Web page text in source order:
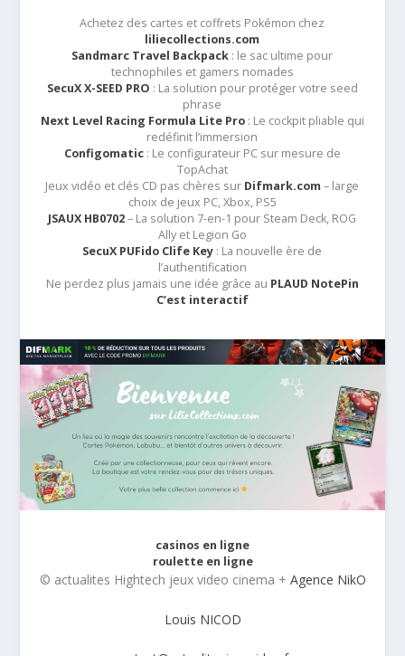
Achetez des cartes et coffrets Pokémon chez
liliecollections.com
Sandmarc Travel Backpack : le sac ultime pour
technophiles et gamers nomades
SecuX X-SEED PRO : La solution pour protéger votre seed
phrase
Next Level Racing Formula Lite Pro: Le cockpit pliable qui
redéfinit l’immersion
Configomatic: Le configurateur PC sur mesure de
TopAchat
Jeux vidéo et clés CD pas chères sur Difmark.com – large
choix de jeux PC, Xbox, PS5
JSAUX HB0702– La solution 7-en-1 pour Steam Deck, ROG
Ally et Legion Go
SecuX PUFido Clife Key : La nouvelle ère de
l’authentification
Ne perdez plus jamais une idée grâce au PLAUD NotePin
C’est interactif
casinos en ligne
roulette en ligne
© actualites Hightech jeux video cinema + Agence NikO
Louis NICOD